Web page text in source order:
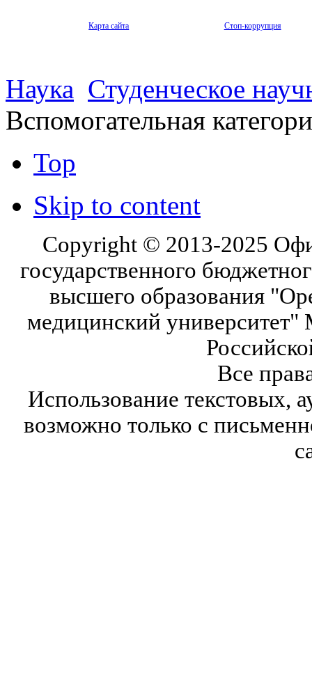
Карта сайта Стоп-коррупция
Наука Студенческое
Вспомогательная
Top
Skip to content
Copyright © 2013-2025
государственного
высшего образования
медицинский университет"
Все
Использование текстовых,
возможно только с